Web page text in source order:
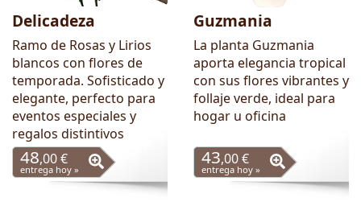
Delicadeza
Ramo de Rosas y Lirios
blancos con flores de
temporada. Sofisticado y
elegante, perfecto para
eventos especiales y
regalos distintivos
48,00 €
entrega hoy »
Guzmania
La planta Guzmania
aporta elegancia tropical
con sus flores vibrantes y
follaje verde, ideal para
hogar u oficina
43,00 €
entrega hoy »